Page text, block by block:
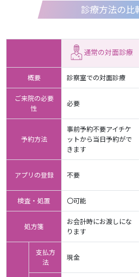
診療方法の比
通常の対面診療
概要 診察室での対面診療
ご来院の必要
性
必要
予約方法
事前予約不要アイチケ
ットから当日予約がで
きます
アプリの登録 不要
検査・処置 〇可能
処方箋
お会計時にお渡しにな
ります
支払方
法
現金